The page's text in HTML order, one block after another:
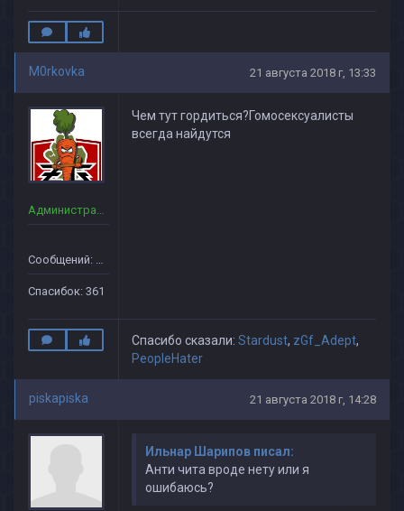
M0rkovka 21 августа 2018 г, 13:33
Администраторы
Сообщений: 160
Спасибок: 361
Чем тут гордиться?Гомосексуалисты
всегда найдутся
Спасибо сказали: Stardust, zGf_Adept,
PeopleHater
piskapiska 21 августа 2018 г, 14:28
Ильнар Шарипов писал:
Анти чита вроде нету или я
ошибаюсь?